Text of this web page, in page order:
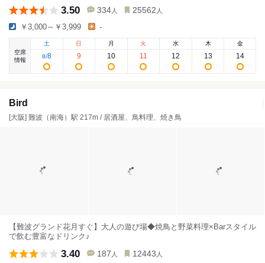
3.50 334 人 25562 人
￥3,000～￥3,999 -
空席
情報
土
8/8
日
9
月
10
火
11
水
12
木
13
金
14
Bird
[大阪] 難波（南海）駅 217m / 居酒屋、鳥料理、焼き鳥
【難波グランド花月すぐ】大人の遊び場◆焼鳥と野菜料理×Barスタイル
で飲む豊富なドリンク♪
3.40 187 人 12443 人